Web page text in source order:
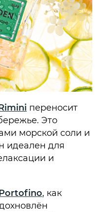
переносит
Это
морской соли и
идеален для
и
, как